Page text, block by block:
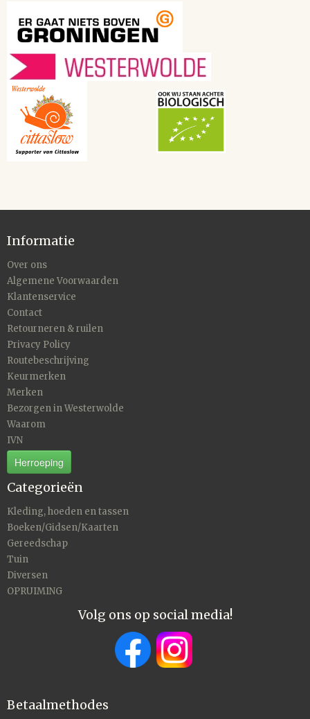
Informatie
Over ons
Algemene Voorwaarden
Klantenservice
Contact
Retourneren & ruilen
Privacy Policy
Routebeschrijving
Keurmerken
Merken
Bezorgen in Westerwolde
Waarom
IVN
Herroeping
Categorieën
Kleding, hoeden en tassen
Boeken/Gidsen/Kaarten
Gereedschap
Tuin
Diversen
OPRUIMING
Volg ons op social media!
Betaalmethodes